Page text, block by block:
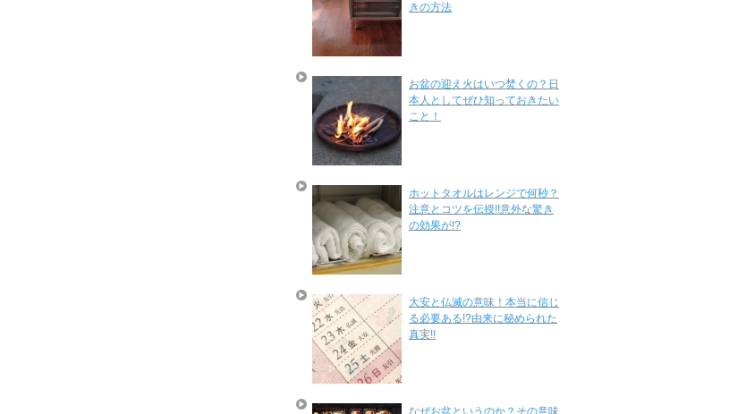
きの方法
お盆の迎え火はいつ焚くの？日
本人としてぜひ知っておきたい
こと！
ホットタオルはレンジで何秒？
注意とコツを伝授!!意外な驚き
の効果が!?
大安と仏滅の意味！本当に信じ
る必要ある!?由来に秘められた
真実!!